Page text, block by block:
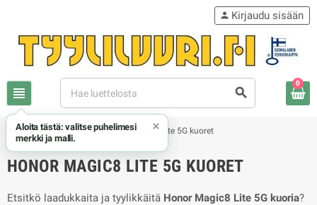
view_headline search
person Kirjaudu sisään
0
chevron_rightHonor / Huaweichevron_right Honor Magic8 Lite 5G kuoret
HONOR MAGIC8 LITE 5G KUORET
Etsitkö laadukkaita ja tyylikkäitä Honor Magic8 Lite 5G kuoria?
Aloita tästä: valitse puhelimesi
merkki ja malli.
×